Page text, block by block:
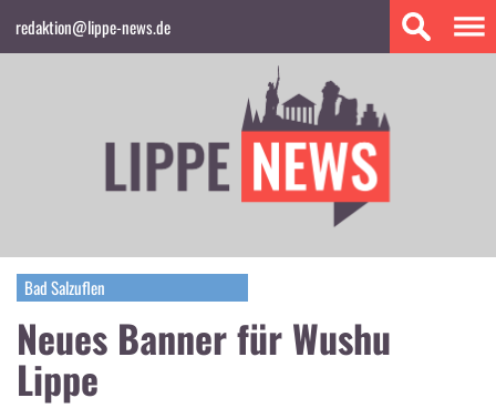
redaktion@lippe-news.de
Bad Salzuflen
Neues Banner für Wushu
Lippe